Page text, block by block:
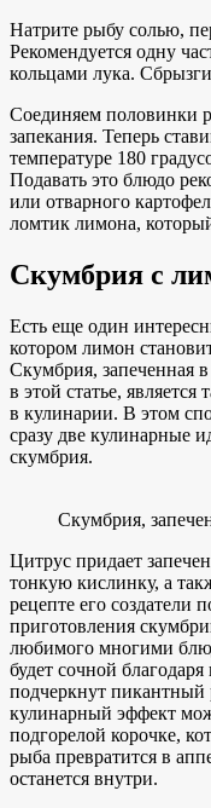
Натрите рыбу солью,
Рекомендуется одну
кольцами лука.
Соединяем половинки
запекания. Теперь
температуре 180
Подавать это блюдо
или отварного
ломтик лимона,
Скумбрия с
Есть еще один
котором лимон
Скумбрия, запеченная
в этой статье,
в кулинарии. В этом
сразу две
скумбрия.
Скумбрия,
Цитрус придает
тонкую кислинку, а
рецепте его создатели
приготовления
любимого многими
будет сочной
подчеркнут
кулинарный эффект
подгорелой корочке,
рыба превратится в
останется внутри.